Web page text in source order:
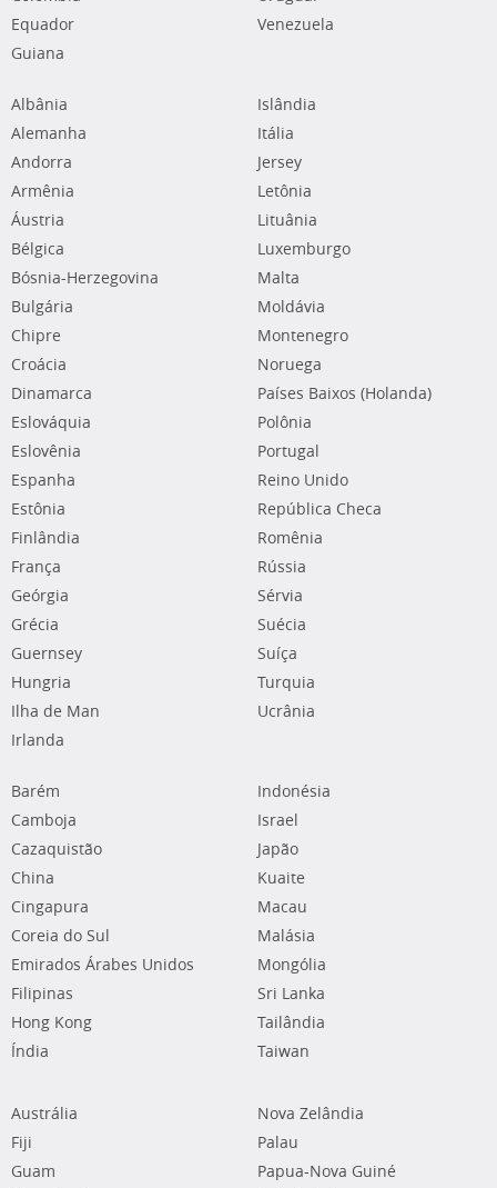
Equador
Guiana
Venezuela
Albânia
Alemanha
Andorra
Armênia
Áustria
Bélgica
Bósnia-Herzegovina
Bulgária
Chipre
Croácia
Dinamarca
Eslováquia
Eslovênia
Espanha
Estônia
Finlândia
França
Geórgia
Grécia
Guernsey
Hungria
Ilha de Man
Irlanda
Islândia
Itália
Jersey
Letônia
Lituânia
Luxemburgo
Malta
Moldávia
Montenegro
Noruega
Países Baixos (Holanda)
Polônia
Portugal
Reino Unido
República Checa
Romênia
Rússia
Sérvia
Suécia
Suíça
Turquia
Ucrânia
Barém
Camboja
Cazaquistão
China
Cingapura
Coreia do Sul
Emirados Árabes Unidos
Filipinas
Hong Kong
Índia
Indonésia
Israel
Japão
Kuaite
Macau
Malásia
Mongólia
Sri Lanka
Tailândia
Taiwan
Austrália
Fiji
Guam
Nova Zelândia
Palau
Papua-Nova Guiné